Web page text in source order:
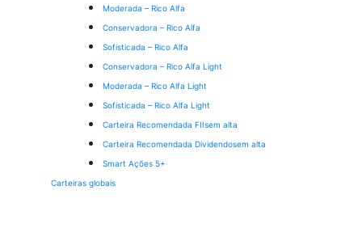
Moderada – Rico Alfa
Conservadora – Rico Alfa
Sofisticada – Rico Alfa
Conservadora – Rico Alfa Light
Moderada – Rico Alfa Light
Sofisticada – Rico Alfa Light
Carteira Recomendada FIIsem alta
Carteira Recomendada Dividendosem alta
Smart Ações 5+
Carteiras globais